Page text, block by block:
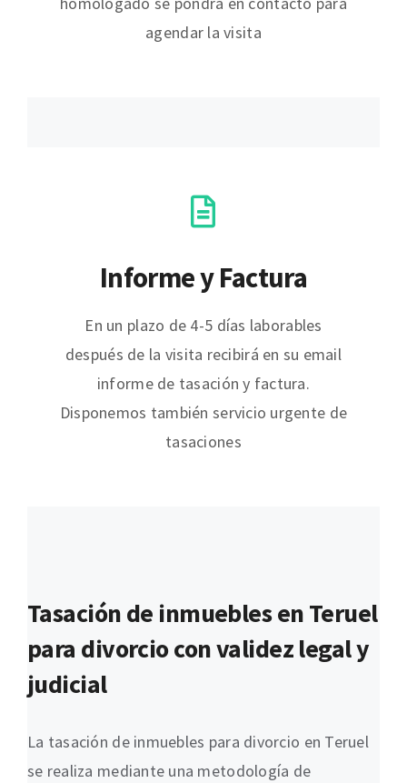
agendar la visita
Informe y Factura
En un plazo de 4-5 días laborables
después de la visita recibirá en su email
informe de tasación y factura.
Disponemos también servicio urgente de
tasaciones
Tasación de inmuebles en Teruel
para divorcio con validez legal y
judicial
La tasación de inmuebles para divorcio en Teruel
se realiza mediante una metodología de